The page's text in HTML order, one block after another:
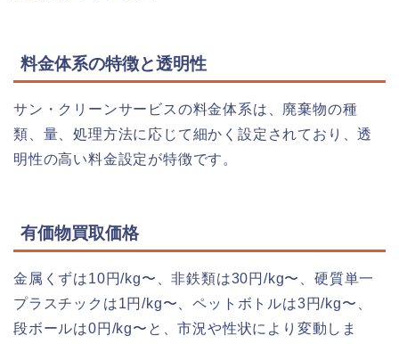
料金体系の特徴と透明性
サン・クリーンサービスの料金体系は、廃棄物の種
類、量、処理方法に応じて細かく設定されており、透
明性の高い料金設定が特徴です。
有価物買取価格
金属くずは10円/kg〜、非鉄類は30円/kg〜、硬質単一
プラスチックは1円/kg〜、ペットボトルは3円/kg〜、
段ボールは0円/kg〜と、市況や性状により変動しま